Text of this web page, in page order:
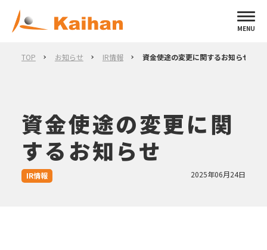
MENU
TOP お知らせ IR情報 資金使途の変更に関するお知らせ
資金使途の変更に関
するお知らせ
IR情報 2025年06月24日